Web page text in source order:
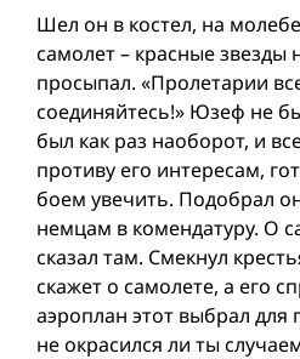
Шел он в костел, на
самолет – красные звезды
просыпал. «Пролетарии
соединяйтесь!» Юзеф не
был как раз наоборот, и
противу его интересам,
боем увечить. Подобрал
немцам в комендатуру. О
сказал там. Смекнул
скажет о самолете, а его
аэроплан этот выбрал для
не окрасился ли ты